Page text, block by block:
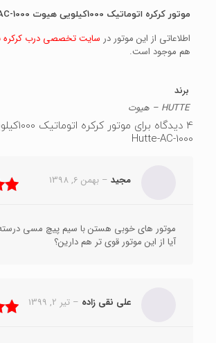
موتور کرکره اتوماتیک 1000کیلویی هیوت Hutte-AC-1000
اطلاعاتی از این موتور در سایت تخصصی درب کرکره
هم موجود است.
برند
HUTTE – هیوت
4 دیدگاه برای
موتور
Hutte-AC-1000
مجید – بهمن 6, 1398
موتور های خوبی هستن با سیم پیچ مسی
آیا از این موتور قوی تر هم دارین؟
علی نقی زاده – تیر 2, 1399